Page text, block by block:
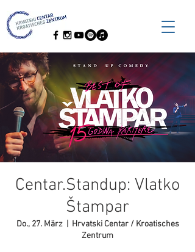
Centar.Standup: Vlatko
Štampar
Do., 27. März
  |
Hrvatski Centar / Kroatisches
Zentrum